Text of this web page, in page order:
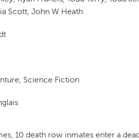
Scott, John W Heath
Science Fiction
10 death row inmates enter a